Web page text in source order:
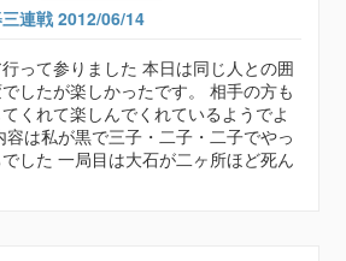
連戦 2012/06/14
って参りました 本日は同じ人との囲
したが楽しかったです。 相手の方も
くれて楽しんでくれているようでよ
は私が黒で三子・二子・二子でやっ
した 一局目は大石が二ヶ所ほど死ん